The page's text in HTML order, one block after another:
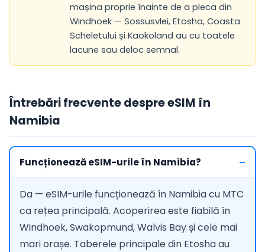
mașina proprie înainte de a pleca din
Windhoek — Sossusvlei, Etosha, Coasta
Scheletului și Kaokoland au cu toatele
lacune sau deloc semnal.
Întrebări frecvente despre eSIM în
Namibia
Funcționează eSIM-urile în Namibia?
Da — eSIM-urile funcționează în Namibia cu MTC
ca rețea principală. Acoperirea este fiabilă în
Windhoek, Swakopmund, Walvis Bay și cele mai
mari orașe. Taberele principale din Etosha au